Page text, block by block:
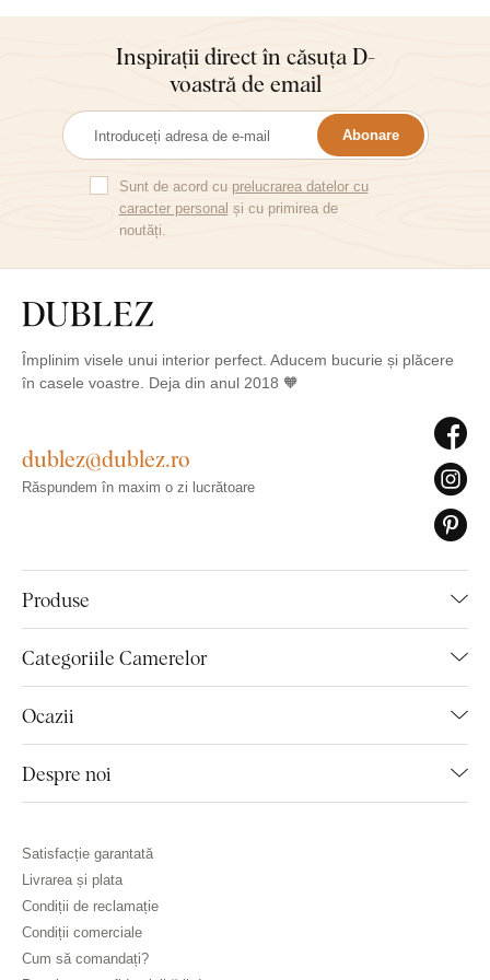
cu
frumoase
grijă. Nu
Inspirații direct în căsuța D-
voastră de email
Abonare
Sunt de acord cu prelucrarea datelor cu
caracter personal și cu primirea de
noutăți.
Împlinim visele unui interior perfect. Aducem bucurie și plăcere
în casele voastre. Deja din anul 2018 🧡
Produse
Categoriile Camerelor
Ocazii
Despre noi
dublez@dublez.ro
Răspundem în maxim o zi lucrătoare
Satisfacție garantată
Livrarea și plata
Condiții de reclamație
Condiții comerciale
Cum să comandați?